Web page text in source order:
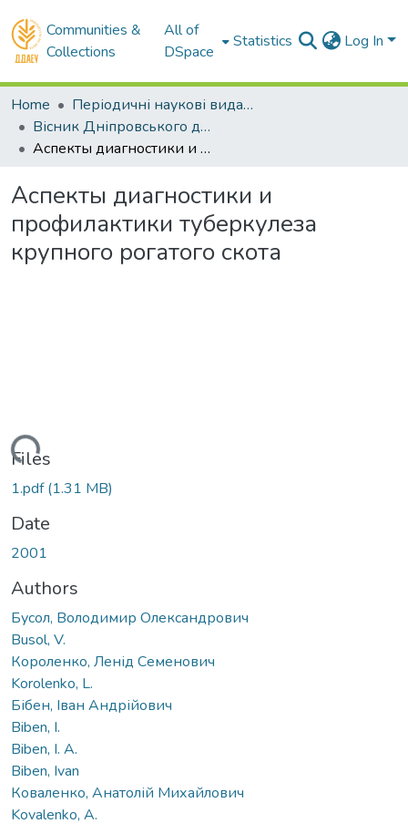
Communities &
Collections
All of
DSpace
Statistics Log In
Home
Періодичні наукові видання ДДАЕУ
Вісник Дніпровського державного аграрно–економічного університету - до липня 2018 р.
Аспекты диагностики и профилактики туберкулеза крупного рогатого скота
Аспекты диагностики и
профилактики туберкулеза
крупного рогатого скота
Files
1.pdf(1.31 MB)
Date
2001
Authors
Бусол, Володимир Олександрович
Busol, V.
Короленко, Ленід Семенович
Korolenko, L.
Бібен, Іван Андрійович
Biben, I.
Biben, I. A.
Biben, Ivan
Коваленко, Анатолій Михайлович
Kovalenko, A.